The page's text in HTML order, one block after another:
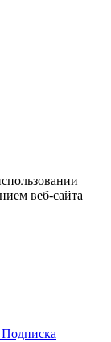
веб-сайта
Подписка